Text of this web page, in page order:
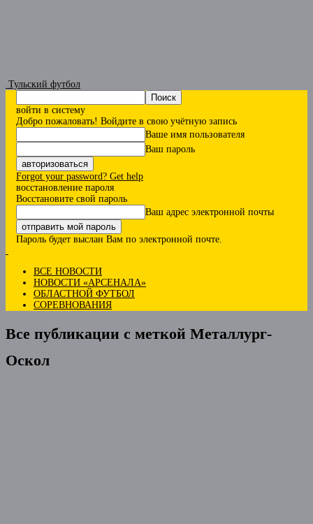
Тульский футбол
войти в систему
Добро пожаловать! Войдите в свою учётную запись
Ваше имя пользователя
Ваш пароль
Forgot your password? Get help
восстановление пароля
Восстановите свой пароль
Ваш адрес электронной почты
Пароль будет выслан Вам по электронной почте.
ВСЕ НОВОСТИ
НОВОСТИ «АРСЕНАЛА»
ОБЛАСТНОЙ ФУТБОЛ
СОРЕВНОВАНИЯ
Все публикации с меткой Металлург-
Оскол